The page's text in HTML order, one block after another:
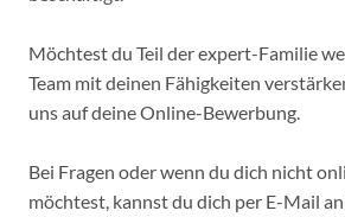
Möchtest du Teil der expert-Familie
Team mit deinen Fähigkeiten
uns auf deine Online-Bewerbung.
Bei Fragen oder wenn du dich nicht
möchtest, kannst du dich per E-Mail